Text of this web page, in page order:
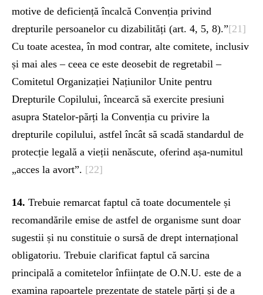
motive de deficiență încalcă Convenția privind
drepturile persoanelor cu dizabilități (art. 4, 5, 8).”[21]
Cu toate acestea, în mod contrar, alte comitete, inclusiv
și mai ales – ceea ce este deosebit de regretabil –
Comitetul Organizației Națiunilor Unite pentru
Drepturile Copilului, încearcă să exercite presiuni
asupra Statelor-părți la Convenția cu privire la
drepturile copilului, astfel încât să scadă standardul de
protecție legală a vieții nenăscute, oferind așa-numitul
„acces la avort”. [22]
14. Trebuie remarcat faptul că toate documentele și
recomandările emise de astfel de organisme sunt doar
sugestii și nu constituie o sursă de drept internațional
obligatoriu. Trebuie clarificat faptul că sarcina
principală a comitetelor înființate de O.N.U. este de a
examina rapoartele prezentate de statele părți și de a